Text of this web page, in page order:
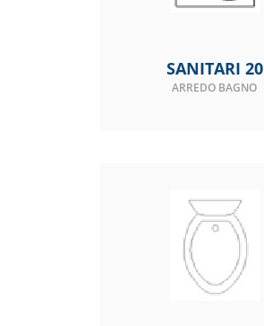
SANITARI 20
ARREDO BAGNO